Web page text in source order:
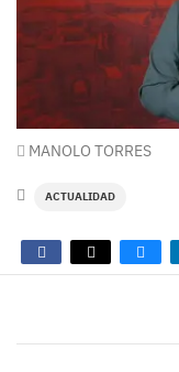
MANOLO TORRES
ACTUALIDAD